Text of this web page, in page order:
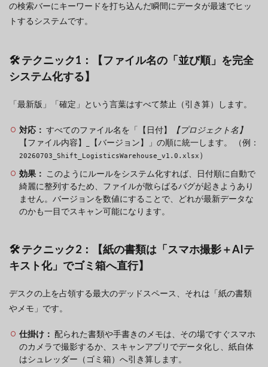
の検索バーにキーワードを打ち込んだ瞬間にデータが最速でヒッ
トするシステムです。
🛠️ テクニック1：【ファイル名の「並び順」を完全
システム化する】
「最新版」「確定」という言葉はすべて禁止（引き算）します。
対応： すべてのファイル名を「【日付】
【プロジェクト名】
【ファイル内容】_【バージョン】」の順に統一します。 （例：
20260703_Shift_LogisticsWarehouse_v1.0.xlsx ）
効果： このようにルールをシステム化すれば、日付順に自動で
綺麗に整列するため、ファイルが散らばるバグが起きようあり
ません。バージョンを数値にすることで、どれが最新データな
のかも一目でスキャン可能になります。
🛠️ テクニック2：【紙の書類は「スマホ撮影＋AIテ
キスト化」でゴミ箱へ直行】
デスクの上を占領する最大のデッドスペース、それは「紙の書類
やメモ」です。
仕掛け： 配られた書類や手書きのメモは、その場ですぐスマホ
のカメラで撮影するか、スキャンアプリでデータ化し、紙自体
はシュレッダー（ゴミ箱）へ引き算します。